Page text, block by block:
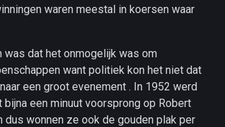
waren meestal in koersen waar
was dat het onmogelijk was om
want politiek kon het niet dat
een groot evenement . In 1952 werd
een minuut voorsprong op Robert
wonnen ze ook de gouden plak per